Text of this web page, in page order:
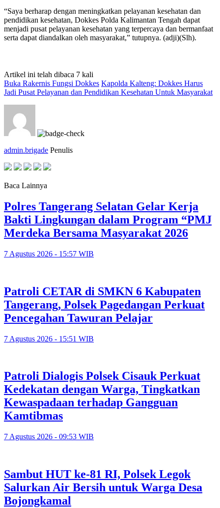
“Saya berharap dengan meningkatkan pelayanan kesehatan dan
pendidikan kesehatan, Dokkes Polda Kalimantan Tengah dapat
menjadi pusat pelayanan kesehatan yang terpercaya dan bermanfaat
serta dapat diandalkan oleh masyarakat,” tutupnya. (adji)(Slh).
Artikel ini telah dibaca 7 kali
Buka Rakernis Fungsi Dokkes Kapolda Kalteng: Dokkes Harus
Jadi Pusat Pelayanan dan Pendidikan Kesehatan Untuk Masyarakat
admin.brigade Penulis
Baca Lainnya
Polres Tangerang Selatan Gelar Kerja
Bakti Lingkungan dalam Program “PMJ
Merdeka Bersama Masyarakat 2026
7 Agustus 2026 - 15:57 WIB
Patroli CETAR di SMKN 6 Kabupaten
Tangerang, Polsek Pagedangan Perkuat
Pencegahan Tawuran Pelajar
7 Agustus 2026 - 15:51 WIB
Patroli Dialogis Polsek Cisauk Perkuat
Kedekatan dengan Warga, Tingkatkan
Kewaspadaan terhadap Gangguan
Kamtibmas
7 Agustus 2026 - 09:53 WIB
Sambut HUT ke-81 RI, Polsek Legok
Salurkan Air Bersih untuk Warga Desa
Bojongkamal